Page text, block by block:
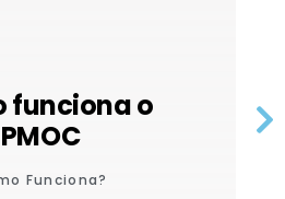
funciona o
PMOC
Funciona?